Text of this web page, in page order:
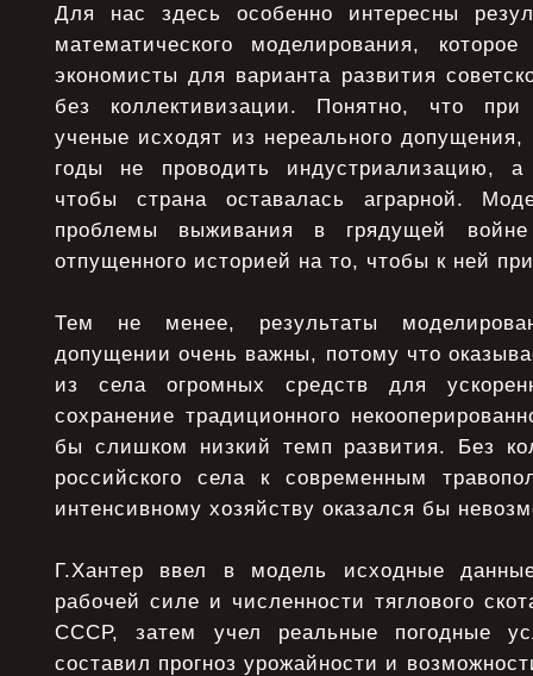
Для нас здесь особенно интересны
математического моделирования,
экономисты для варианта развития
без коллективизации. Понятно, что при
ученые исходят из нереального
годы не проводить индустриализацию,
чтобы страна оставалась аграрной.
проблемы выживания в грядущей
отпущенного историей на то, чтобы к ней
Тем не менее, результаты
допущении очень важны, потому что
из села огромных средств для
сохранение традиционного
бы слишком низкий темп развития. Без
российского села к современным
интенсивному хозяйству оказался бы
Г.Хантер ввел в модель исходные
рабочей силе и численности тяглового
СССР, затем учел реальные погодные
составил прогноз урожайности и